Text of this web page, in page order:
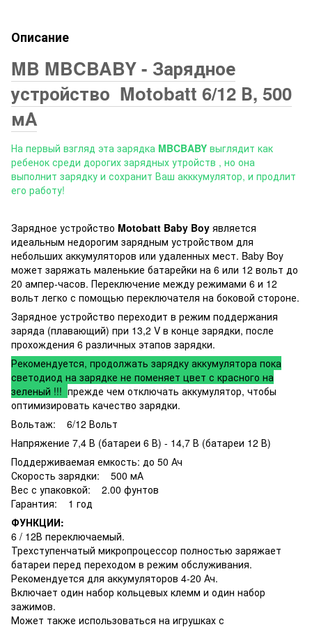
Описание
MB MBCBABY - Зарядное
устройство Motobatt 6/12 В, 500
мА
На первый взгляд эта зарядка MBCBABY выглядит как
ребенок среди дорогих зарядных утройств , но она
выполнит зарядку и сохранит Ваш акккумулятор, и продлит
его работу!
Зарядное устройство Motobatt Baby Boy является
идеальным недорогим зарядным устройством для
небольших аккумуляторов или удаленных мест. Baby Boy
может заряжать маленькие батарейки на 6 или 12 вольт до
20 ампер-часов. Переключение между режимами 6 и 12
вольт легко с помощью переключателя на боковой стороне.
Зарядное устройство переходит в режим поддержания
заряда (плавающий) при 13,2 V в конце зарядки, после
прохождения 6 различных этапов зарядки.
Рекомендуется, продолжать зарядку аккумулятора пока
светодиод на зарядке не поменяет цвет с красного на
зеленый !!! прежде чем отключать аккумулятор, чтобы
оптимизировать качество зарядки.
Вольтаж: 6/12 Вольт
Напряжение 7,4 В (батареи 6 В) - 14,7 В (батареи 12 В)
Поддерживаемая емкость: до 50 Ач
Скорость зарядки: 500 мА
Вес с упаковкой: 2.00 фунтов
Гарантия: 1 год
ФУНКЦИИ:
6 / 12В переключаемый.
Трехступенчатый микропроцессор полностью заряжает
батареи перед переходом в режим обслуживания.
Рекомендуется для аккумуляторов 4-20 Ач.
Включает один набор кольцевых клемм и один набор
зажимов.
Может также использоваться на игрушках с